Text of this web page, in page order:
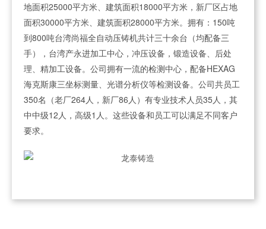
地面积25000平方米、建筑面积18000平方米，新厂区占地
面积30000平方米、建筑面积28000平方米。拥有：150吨
到800吨台湾尚福全自动压铸机共计三十余台（均配备三
手），台湾产永进加工中心，冲压设备，锻造设备、后处
理、精加工设备。公司拥有一流的检测中心，配备HEXAG
海克斯康三坐标测量、光谱分析仪等检测设备。公司共员工
350名（老厂264人，新厂86人）有专业技术人员35人，其
中中级12人，高级1人。这些设备和员工可以满足不同客户
要求。